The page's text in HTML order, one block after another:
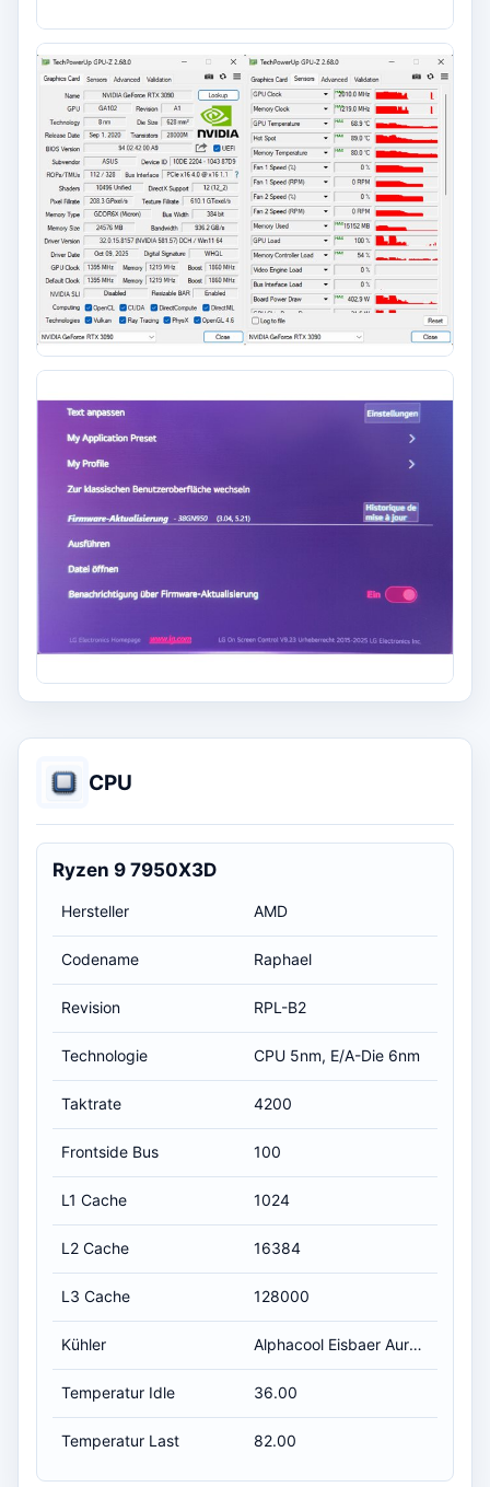
CPU
Ryzen 9 7950X3D
Hersteller AMD
Codename Raphael
Revision RPL-B2
Technologie CPU 5nm, E/A-Die 6nm
Taktrate 4200
Frontside Bus 100
L1 Cache 1024
L2 Cache 16384
L3 Cache 128000
Kühler Alphacool Eisbaer Aurora 420
Temperatur Idle 36.00
Temperatur Last 82.00